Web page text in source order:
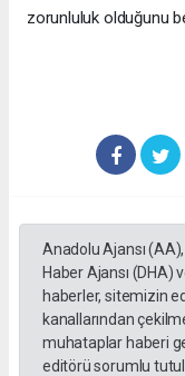
zorunluluk olduğunu
Anadolu Ajansı
Haber Ajansı
haberler, sitemizin
kanallarından
muhataplar haberi
editörü sorumlu